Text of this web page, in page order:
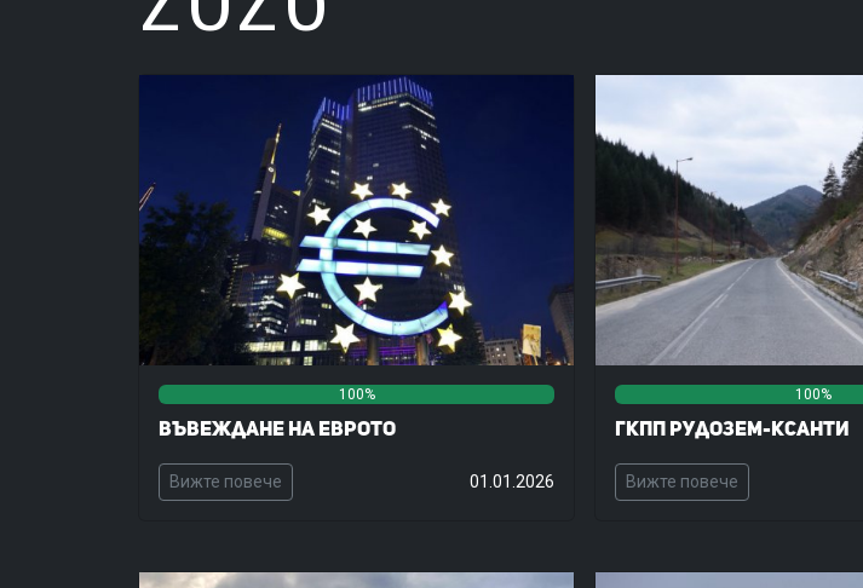
100%
Въвеждане на еврото
Вижте повече 01.01.2026
100%
ГКПП Рудозем-Ксанти
Вижте повече